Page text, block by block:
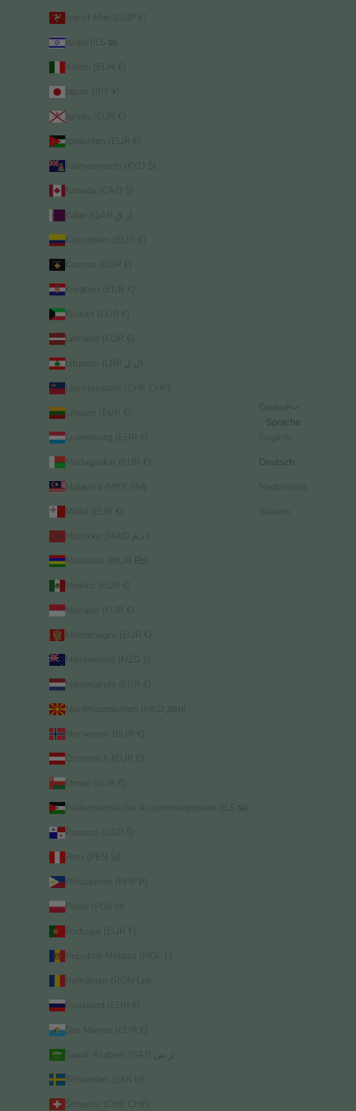
Isle of Man (GBP £)
Israel (ILS ₪)
Italien (EUR €)
Japan (JPY ¥)
Jersey (EUR €)
Jordanien (EUR €)
Kaimaninseln (KYD $)
Kanada (CAD $)
Kolumbien (EUR €)
Kroatien (EUR €)
Kuwait (EUR €)
Lettland (EUR €)
Liechtenstein (CHF CHF)
Litauen (EUR €)
Luxemburg (EUR €)
Madagaskar (EUR €)
Malaysia (MYR RM)
Malta (EUR €)
Mauritius (MUR ₨)
Mexiko (EUR €)
Monaco (EUR €)
Montenegro (EUR €)
Neuseeland (NZD $)
Niederlande (EUR €)
Nordmazedonien (MKD ден)
Norwegen (EUR €)
Österreich (EUR €)
Oman (EUR €)
Palästinensische Autonomiegebiete (ILS ₪)
Panama (USD $)
Peru (PEN S/)
Philippinen (PHP ₱)
Polen (PLN zł)
Portugal (EUR €)
Republik Moldau (MDL L)
Rumänien (RON Lei)
Russland (EUR €)
San Marino (EUR €)
Schweden (SEK kr)
Schweiz (CHF CHF)
Deutsch
Sprache
English
Deutsch
Nederlands
Italiano